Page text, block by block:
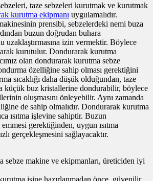
taze sebzeleri kurutmak ve kurutmak
kurutma ekipmanı uygulamalıdır.
prensibi, sebzelerdeki nemi buza
buzun doğrudan buhara
uzaklaştırmasına izin vermektir. Böylece
kurutulur. Dondurarak kurutma
olan dondurarak kurutma sebze
özelliğine sahip olması gerektiğini
sıcaklığı daha düşük olduğundan, taze
küçük buz kristallerine dondurabilir, böylece
oluşmasını önleyebilir. Aynı zamanda
de sahip olmalıdır. Dondurarak kurutma
ısıtma işlevine sahiptir. Buzun
emmesi gerektiğinden, uygun ısıtma
gerçekleşmesini sağlayacaktır.
işine hazırlanmadan önce, güvenilir